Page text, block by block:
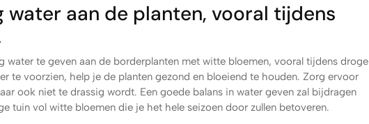
water aan de planten, vooral tijdens
water te geven aan de borderplanten met witte bloemen, vooral tijdens droge
te voorzien, help je de planten gezond en bloeiend te houden. Zorg ervoor
ook niet te drassig wordt. Een goede balans in water geven zal bijdragen
tuin vol witte bloemen die je het hele seizoen door zullen betoveren.